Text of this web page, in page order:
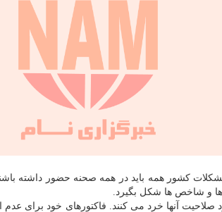
کشور همه باید در همه صحنه حضور داشته
ها و شاخص ها شکل بگیرد.
آنها خرد می کنند. فاکتورهای خود برای عدم